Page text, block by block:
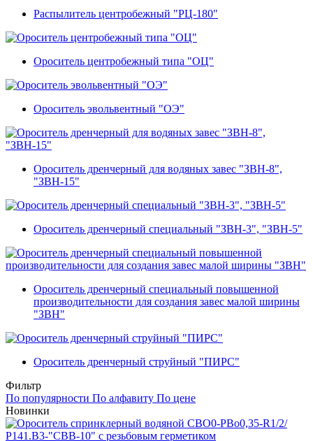
Распылитель центробежный "РЦ-180"
Ороситель центробежный типа "ОЦ"
Ороситель эвольвентный "ОЭ"
Ороситель дренчерный для водяных завес "ЗВН-8",
"ЗВН-15"
Ороситель дренчерный специальный "ЗВН-3", "ЗВН-5"
Ороситель дренчерный специальный повышенной
производительности для создания завес малой ширины
"ЗВН"
Ороситель дренчерный струйный "ПИРС"
Фильтр
По популярности По алфавиту По цене
Новинки